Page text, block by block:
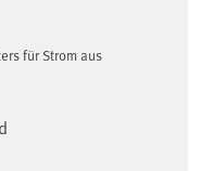
für Strom aus